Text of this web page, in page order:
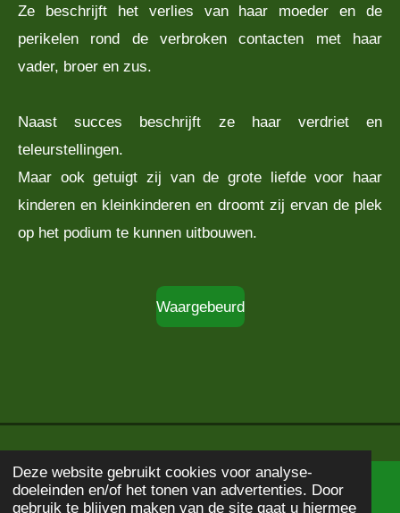
Deze website gebruikt cookies voor analyse-
doeleinden en/of het tonen van advertenties. Door
gebruik te blijven maken van de site gaat u hiermee
Ze beschrijft het verlies van haar moeder en de
perikelen rond de verbroken contacten met haar
vader, broer en zus.
Naast succes beschrijft ze haar verdriet en
teleurstellingen.
Maar ook getuigt zij van de grote liefde voor haar
kinderen en kleinkinderen en droomt zij ervan de plek
op het podium te kunnen uitbouwen.
Waargebeurd
© 2020 - 2026Boekbeschrijving
Powered byJouwWeb